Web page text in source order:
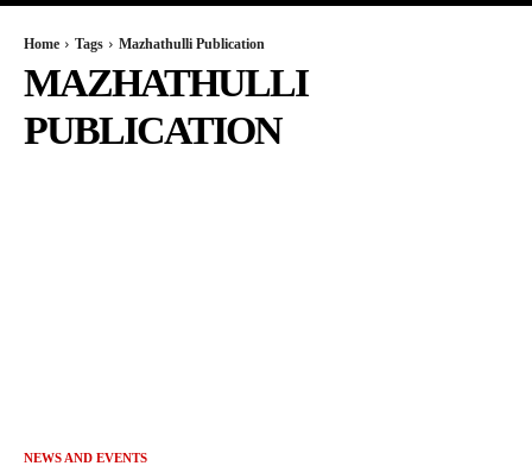
Home Tags Mazhathulli Publication
MAZHATHULLI
PUBLICATION
NEWS AND EVENTS